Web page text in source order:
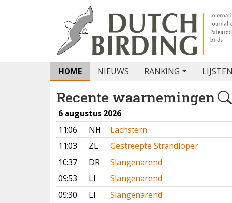
HOME NIEUWS RANKING LIJSTEN
Recente waarnemingen
6 augustus 2026
11:06
NH
Lachstern
11:03
ZL
Gestreepte Strandloper
10:37
DR
Slangenarend
09:53
LI
Slangenarend
09:30
LI
Slangenarend